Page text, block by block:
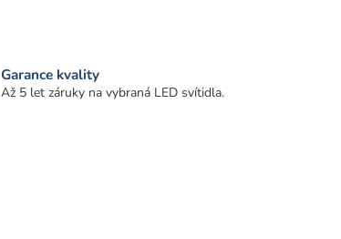
Garance kvality
Až 5 let záruky na vybraná LED svítidla.